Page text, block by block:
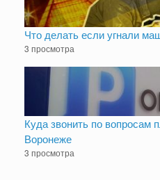
Что делать если угнали
3 просмотра
Куда звонить по вопросам
Воронеже
3 просмотра